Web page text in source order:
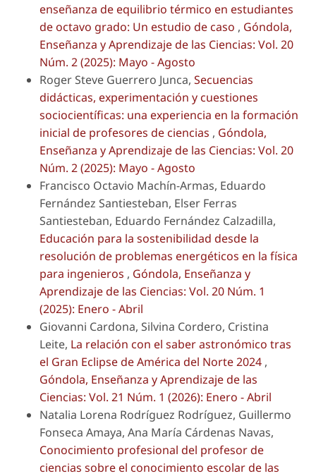
enseñanza de equilibrio térmico en estudiantes
de octavo grado: Un estudio de caso , Góndola,
Enseñanza y Aprendizaje de las Ciencias: Vol. 20
Núm. 2 (2025): Mayo - Agosto
Roger Steve Guerrero Junca, Secuencias
didácticas, experimentación y cuestiones
sociocientíficas: una experiencia en la formación
inicial de profesores de ciencias , Góndola,
Enseñanza y Aprendizaje de las Ciencias: Vol. 20
Núm. 2 (2025): Mayo - Agosto
Francisco Octavio Machín-Armas, Eduardo
Fernández Santiesteban, Elser Ferras
Santiesteban, Eduardo Fernández Calzadilla,
Educación para la sostenibilidad desde la
resolución de problemas energéticos en la física
para ingenieros , Góndola, Enseñanza y
Aprendizaje de las Ciencias: Vol. 20 Núm. 1
(2025): Enero - Abril
Giovanni Cardona, Silvina Cordero, Cristina
Leite, La relación con el saber astronómico tras
el Gran Eclipse de América del Norte 2024 ,
Góndola, Enseñanza y Aprendizaje de las
Ciencias: Vol. 21 Núm. 1 (2026): Enero - Abril
Natalia Lorena Rodríguez Rodríguez, Guillermo
Fonseca Amaya, Ana María Cárdenas Navas,
Conocimiento profesional del profesor de
ciencias sobre el conocimiento escolar de las